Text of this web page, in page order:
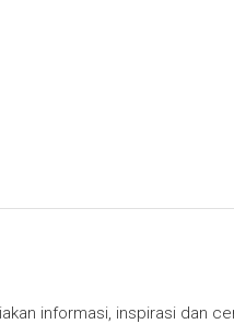
informasi, inspirasi dan